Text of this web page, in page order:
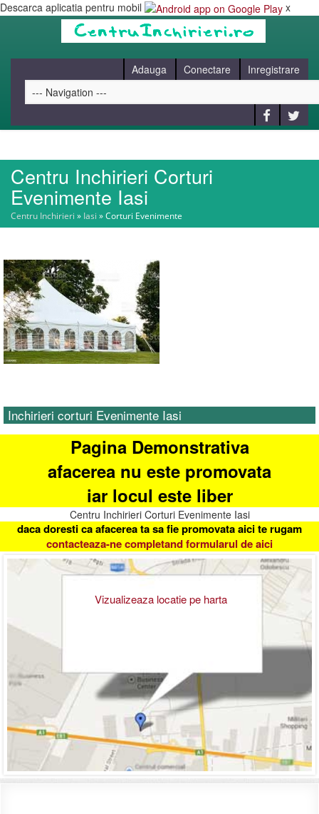
Descarca aplicatia pentru mobil x
Adauga Conectare Inregistrare
HOME
CAUT
BLOG
CONTACT
Centru Inchirieri Corturi
Evenimente Iasi
Centru Inchirieri » Iasi »Corturi Evenimente
Inchirieri corturi Evenimente Iasi
Pagina Demonstrativa
afacerea nu este promovata
iar locul este liber
Centru Inchirieri Corturi Evenimente Iasi
daca doresti ca afacerea ta sa fie promovata aici te rugam
contacteaza-ne completand formularul de aici
Vizualizeaza locatie pe harta